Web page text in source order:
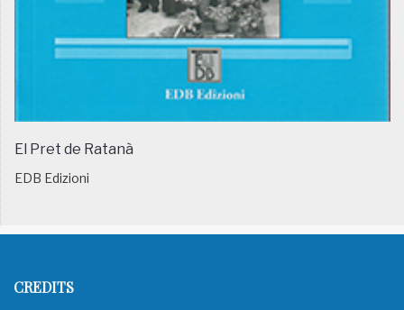
El Pret de Ratanà
EDB Edizioni
CREDITS